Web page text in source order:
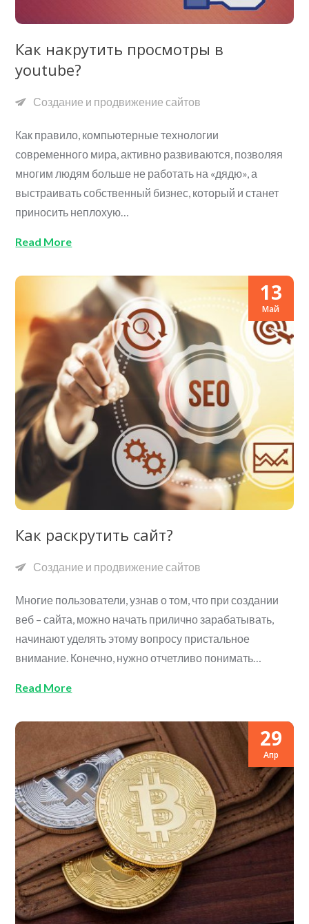
Как накрутить просмотры в
youtube?
Создание и продвижение сайтов
Как правило, компьютерные технологии
современного мира, активно развиваются, позволяя
многим людям больше не работать на «дядю», а
выстраивать собственный бизнес, который и станет
приносить неплохую…
Read More
13
Май
Как раскрутить сайт?
Создание и продвижение сайтов
Многие пользователи, узнав о том, что при создании
веб – сайта, можно начать прилично зарабатывать,
начинают уделять этому вопросу пристальное
внимание. Конечно, нужно отчетливо понимать…
Read More
29
Апр